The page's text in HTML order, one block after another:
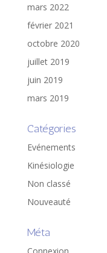
mars 2022
février 2021
octobre 2020
juillet 2019
juin 2019
mars 2019
Catégories
Evénements
Kinésiologie
Non classé
Nouveauté
Méta